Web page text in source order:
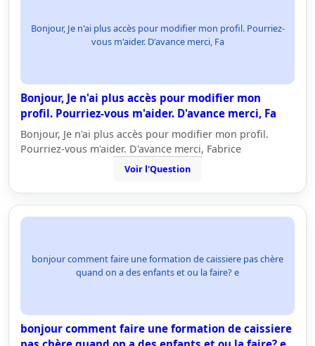
Bonjour, Je n'ai plus accès pour modifier mon profil. Pourriez-
vous m'aider. D'avance merci, Fa
Bonjour, Je n'ai plus accès pour modifier mon
profil. Pourriez-vous m'aider. D'avance merci, Fa
Bonjour, Je n'ai plus accès pour modifier mon profil.
Pourriez-vous m'aider. D'avance merci, Fabrice
Voir l'Question
bonjour comment faire une formation de caissiere pas chère
quand on a des enfants et ou la faire? e
bonjour comment faire une formation de caissiere